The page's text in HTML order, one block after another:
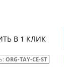
В 1 КЛИК
ORG-TAY-CE-ST